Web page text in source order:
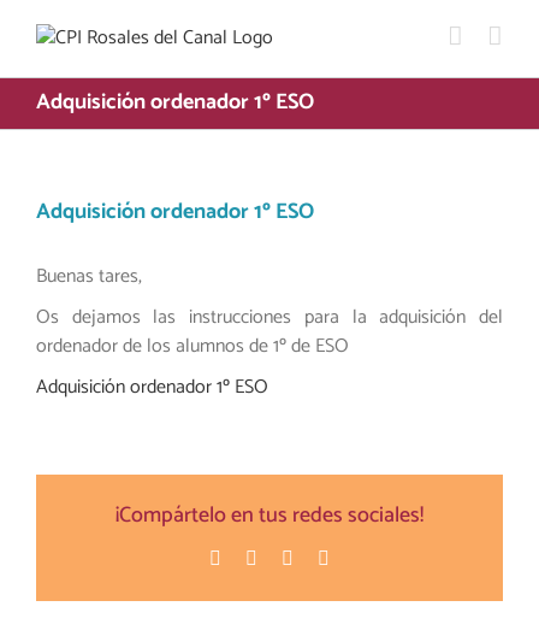
contenido
Adquisición ordenador 1º ESO
Adquisición ordenador 1º ESO
Buenas tares,
Os dejamos las instrucciones para la adquisición del
ordenador de los alumnos de 1º de ESO
Adquisición ordenador 1º ESO
¡Compártelo en tus redes sociales!
Facebook
TwitterPinterest